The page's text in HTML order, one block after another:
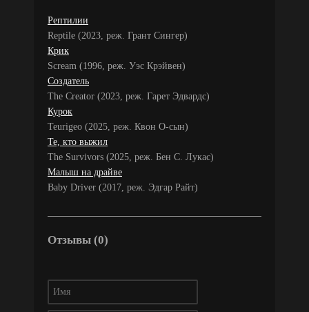
Рептилии
Reptile (2023, реж. Грант Сингер)
Крик
Scream (1996, реж. Уэс Крэйвен)
Создатель
The Creator (2023, реж. Гарет Эдвардс)
Курок
Teurigeo (2025, реж. Квон О-сын)
Те, кто выжил
The Survivors (2025, реж. Бен С. Лукас)
Малыш на драйве
Baby Driver (2017, реж. Эдгар Райт)
Отзывы (0)